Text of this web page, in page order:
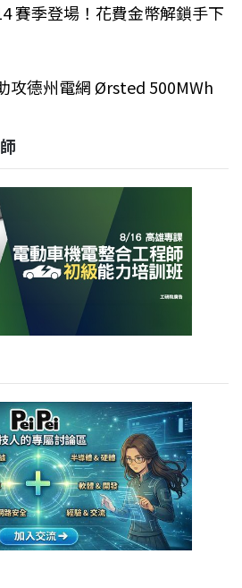
賽季登場！花費金幣解鎖手下
攻德州電網 Ørsted 500MWh